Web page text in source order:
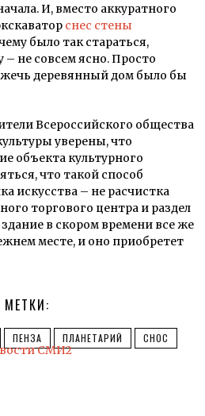
И, вместо аккуратного
снес стены
было так стараться,
– не совсем ясно. Просто
деревянный дом было бы
Всероссийского общества
уверены, что
объекта культурного
что такой способ
искусства – не расчистка
торгового центра и раздел
в скором времени все же
месте, и оно приобретет
МЕТКИ:
ПЕНЗА ПЛАНЕТАРИЙ СНОС
СМИ2